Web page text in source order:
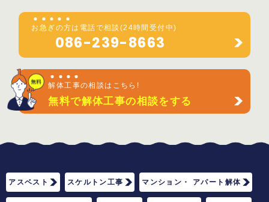
お 急 ぎの方は電話で相談(24時間受付中)
086-239-8663
解体工 事の相談はこちら!
無料で解体工事の相談をする
アスベスト スケルトン工事 マンション・ アパート解体